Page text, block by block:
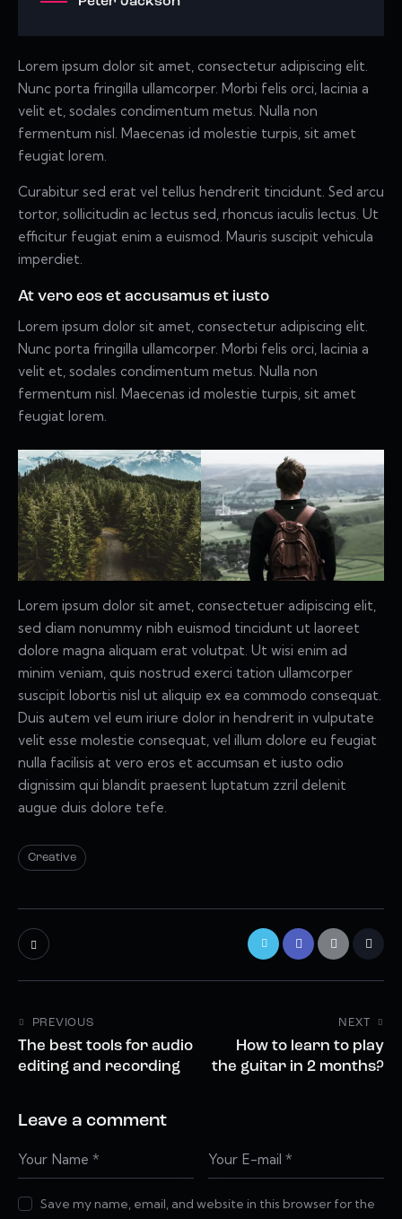
Lorem ipsum dolor sit amet, consectetur adipiscing elit.
Nunc porta fringilla ullamcorper. Morbi felis orci, lacinia a
velit et, sodales condimentum metus. Nulla non
fermentum nisl. Maecenas id molestie turpis, sit amet
feugiat lorem.
Curabitur sed erat vel tellus hendrerit tincidunt. Sed arcu
tortor, sollicitudin ac lectus sed, rhoncus iaculis lectus. Ut
efficitur feugiat enim a euismod. Mauris suscipit vehicula
imperdiet.
At vero eos et accusamus et iusto
Lorem ipsum dolor sit amet, consectetur adipiscing elit.
Nunc porta fringilla ullamcorper. Morbi felis orci, lacinia a
velit et, sodales condimentum metus. Nulla non
fermentum nisl. Maecenas id molestie turpis, sit amet
feugiat lorem.
Lorem ipsum dolor sit amet, consectetuer adipiscing elit,
sed diam nonummy nibh euismod tincidunt ut laoreet
dolore magna aliquam erat volutpat. Ut wisi enim ad
minim veniam, quis nostrud exerci tation ullamcorper
suscipit lobortis nisl ut aliquip ex ea commodo consequat.
Duis autem vel eum iriure dolor in hendrerit in vulputate
velit esse molestie consequat, vel illum dolore eu feugiat
nulla facilisis at vero eros et accumsan et iusto odio
dignissim qui blandit praesent luptatum zzril delenit
augue duis dolore tefe.
Creative
PREVIOUS
The best tools for audio
editing and recording
NEXT
How to learn to play
the guitar in 2 months?
Leave a comment
Save my name, email, and website in this browser for the